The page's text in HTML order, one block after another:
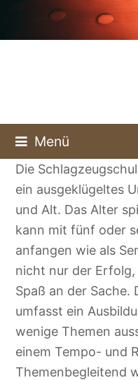
Menü
Die
ein ausgeklügeltes
und Alt. Das Alter
kann mit fünf oder
anfangen wie als
nicht nur der
Spaß an der Sache.
umfasst ein
wenige Themen
einem Tempo- und
Themenbegleitend